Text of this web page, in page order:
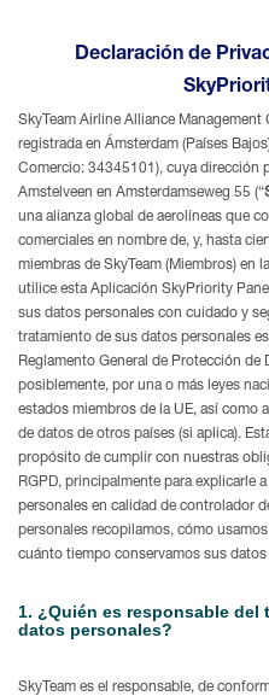
Declaración de
SkyTeam Airline Alliance Management
registrada en Ámsterdam (Países
Comercio: 34345101), cuya dirección
Amstelveen en Amsterdamseweg 55 (“
una alianza global de aerolíneas que
comerciales en nombre de, y, hasta
miembras de SkyTeam (Miembros) en
utilice esta Aplicación SkyPriority
sus datos personales con cuidado y
tratamiento de sus datos personales
Reglamento General de Protección de
posiblemente, por una o más leyes
estados miembros de la UE, así como
de datos de otros países (si aplica).
propósito de cumplir con nuestras
RGPD, principalmente para explicarle
personales en calidad de controlador
personales recopilamos, cómo
cuánto tiempo conservamos sus datos
1. ¿Quién es responsable del
datos personales?
SkyTeam es el responsable, de